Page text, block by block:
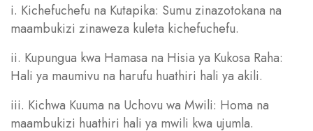
i. Kichefuchefu na Kutapika: Sumu zinazotokana na
maambukizi zinaweza kuleta kichefuchefu.
ii. Kupungua kwa Hamasa na Hisia ya Kukosa Raha:
Hali ya maumivu na harufu huathiri hali ya akili.
iii. Kichwa Kuuma na Uchovu wa Mwili: Homa na
maambukizi huathiri hali ya mwili kwa ujumla.